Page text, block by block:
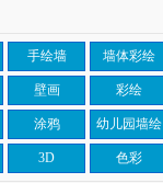
手绘墙 墙体彩绘
壁画 彩绘
涂鸦 幼儿园墙绘
3D 色彩